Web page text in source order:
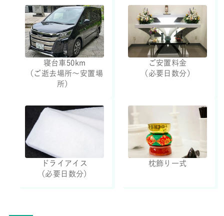
寝台車50km
（ご逝去場所～安置場
所）
ご安置料金
（必要日数分）
ドライアイス
（必要日数分）
枕飾り一式